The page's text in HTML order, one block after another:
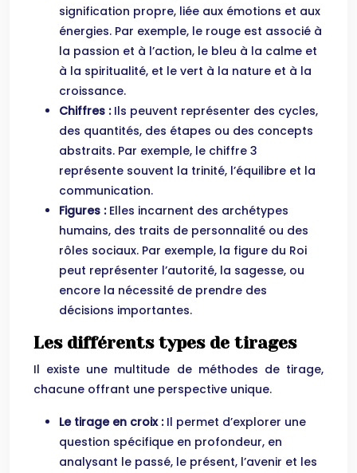
signification propre, liée aux émotions et aux
énergies. Par exemple, le rouge est associé à
la passion et à l’action, le bleu à la calme et
à la spiritualité, et le vert à la nature et à la
croissance.
Chiffres : Ils peuvent représenter des cycles,
des quantités, des étapes ou des concepts
abstraits. Par exemple, le chiffre 3
représente souvent la trinité, l’équilibre et la
communication.
Figures : Elles incarnent des archétypes
humains, des traits de personnalité ou des
rôles sociaux. Par exemple, la figure du Roi
peut représenter l’autorité, la sagesse, ou
encore la nécessité de prendre des
décisions importantes.
Les différents types de tirages
Il existe une multitude de méthodes de tirage,
chacune offrant une perspective unique.
Le tirage en croix : Il permet d’explorer une
question spécifique en profondeur, en
analysant le passé, le présent, l’avenir et les